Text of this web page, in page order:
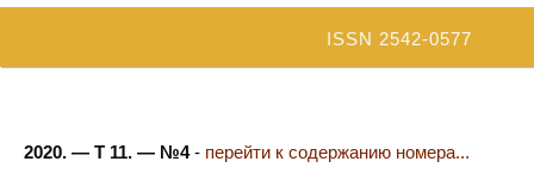
ISSN 2542-0577
2020. — Т 11. — №4- перейти к содержанию номера...